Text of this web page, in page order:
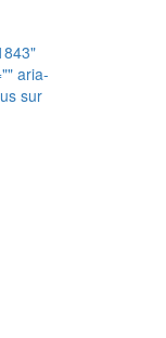
aria-
sur